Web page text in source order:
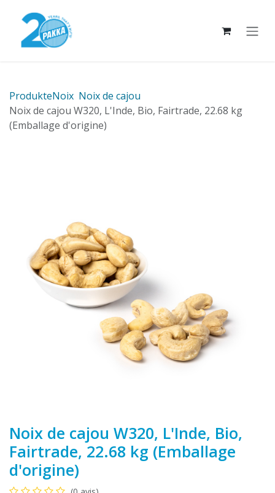
ProdukteNoix Noix de cajou
Noix de cajou W320, L'Inde, Bio, Fairtrade, 22.68 kg
(Emballage d'origine)
Noix de cajou W320, L'Inde, Bio,
Fairtrade, 22.68 kg (Emballage
d'origine)